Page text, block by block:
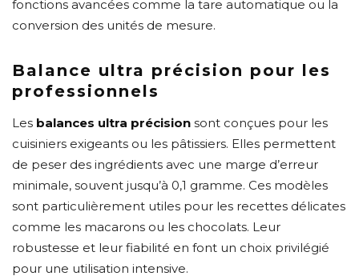
fonctions avancées comme la tare automatique ou la
conversion des unités de mesure.
Balance ultra précision pour les
professionnels
Les balances ultra précision sont conçues pour les
cuisiniers exigeants ou les pâtissiers. Elles permettent
de peser des ingrédients avec une marge d’erreur
minimale, souvent jusqu’à 0,1 gramme. Ces modèles
sont particulièrement utiles pour les recettes délicates
comme les macarons ou les chocolats. Leur
robustesse et leur fiabilité en font un choix privilégié
pour une utilisation intensive.